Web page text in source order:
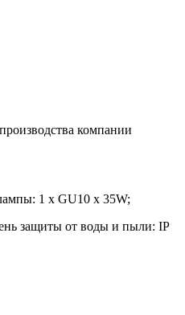
компании
1 х GU10 х 35W;
защиты от воды и пыли: IP